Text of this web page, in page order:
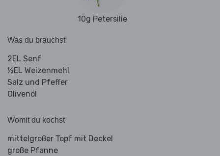
10g Petersilie
Was du brauchst
2EL Senf
½EL Weizenmehl
Salz und Pfeffer
Olivenöl
Womit du kochst
mittelgroßer Topf mit Deckel
große Pfanne